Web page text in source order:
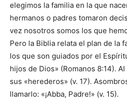
elegimos la familia en la que
hermanos o padres tomaron
vez nosotros somos los que
Pero la Biblia relata el plan de la
los que son guiados por el
hijos de Dios» (Romanos 8:14).
sus «herederos» (v. 17).
llamarlo: «¡Abba, Padre!» (v. 15).